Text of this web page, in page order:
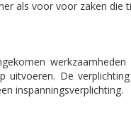
als voor voor zaken die
uitvoeren. De
inspanningsverplichting.